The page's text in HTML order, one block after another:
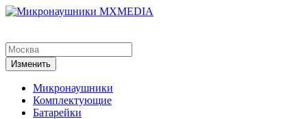
Изменить
Микронаушники
Комплектующие
Батарейки